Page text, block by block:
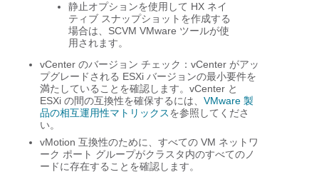
静止オプションを使用して HX ネイ
ティブ スナップショットを作成する
場合は、SCVM VMware ツールが使
用されます。
vCenter のバージョン チェック：vCenter がアッ
プグレードされる ESXi バージョンの最小要件を
満たしていることを確認します。vCenter と
ESXi の間の互換性を確保するには、 VMware 製
品の相互運用性マトリックスを参照してくださ
い。
vMotion 互換性のために、すべての VM ネットワ
ーク ポート グループがクラスタ内のすべてのノ
ードに存在することを確認します。